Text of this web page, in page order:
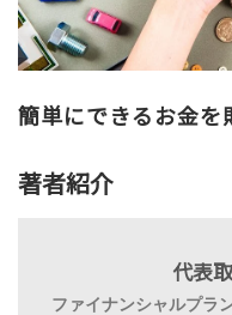
簡単にできるお金を
著者紹介
代表
ファイナンシャルプラ